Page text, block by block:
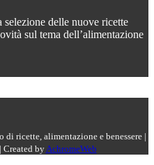
delle nuove ricette
sul tema dell’alimentazione
ricette, alimentazione e benessere |
| Created byAchromeWeb